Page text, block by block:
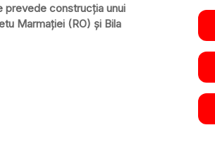
prevede construcția unui
Marmației (RO) și Bila